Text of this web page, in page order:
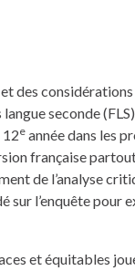
des
seconde
12eannée dans les
française
de l’analyse
sur l’enquête pour
et équitables